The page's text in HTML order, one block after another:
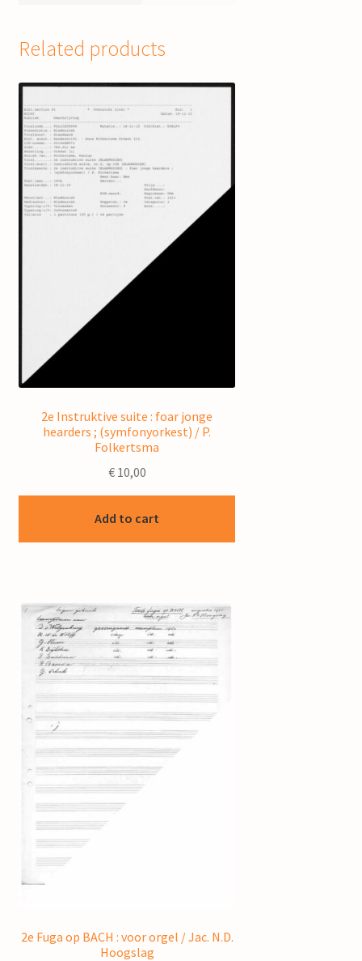
Related products
2e Instruktive suite : foar jonge
hearders ; (symfonyorkest) / P.
Folkertsma
€10,00
Add to cart
2e Fuga op BACH : voor orgel / Jac. N.D.
Hoogslag